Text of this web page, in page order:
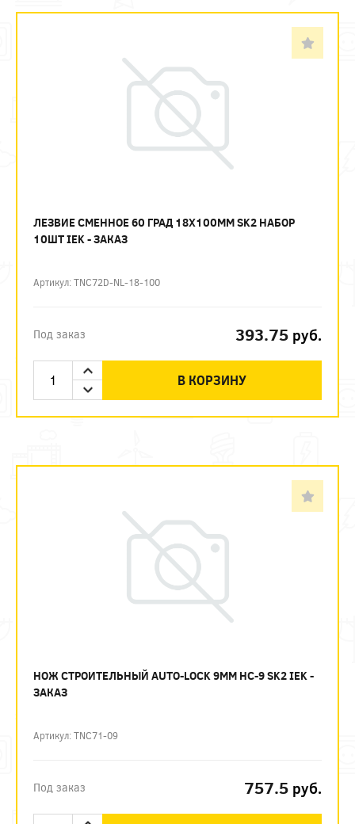
ЛЕЗВИЕ СМЕННОЕ 60 ГРАД 18Х100ММ SK2 НАБОР
10ШТ IEK - ЗАКАЗ
Артикул: TNC72D-NL-18-100
Под заказ 393.75 руб.
В КОРЗИНУ
НОЖ СТРОИТЕЛЬНЫЙ AUTO-LOCK 9ММ НС-9 SK2 IEK -
ЗАКАЗ
Артикул: TNC71-09
Под заказ 757.5 руб.